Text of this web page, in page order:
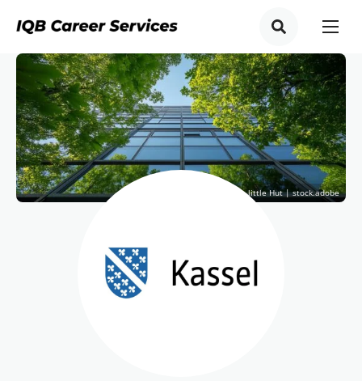
© The little Hut | stock.adobe